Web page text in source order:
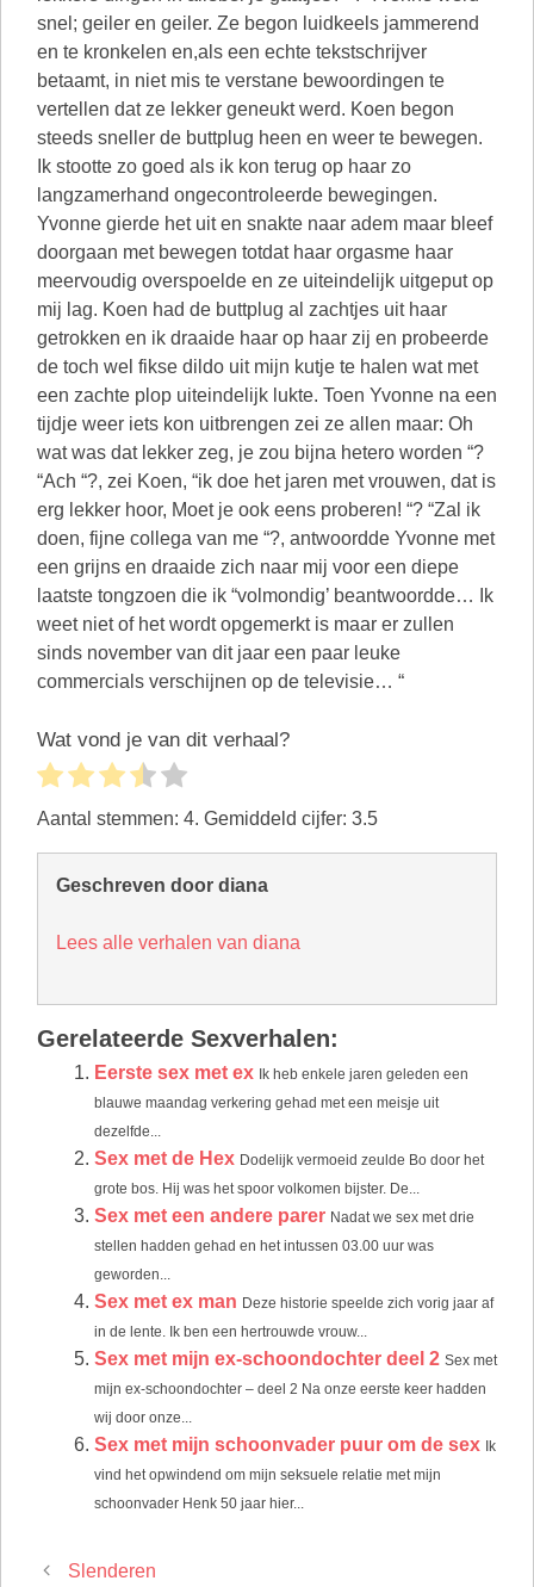
Wat vond je van dit verhaal?
Aantal stemmen: 4. Gemiddeld cijfer: 3.5
Geschreven door diana
Lees alle verhalen van diana
Gerelateerde Sexverhalen:
Eerste sex met ex Ik heb enkele jaren geleden een
blauwe maandag verkering gehad met een meisje uit
dezelfde...
Sex met de Hex Dodelijk vermoeid zeulde Bo door het
grote bos. Hij was het spoor volkomen bijster. De...
Sex met een andere parer Nadat we sex met drie
stellen hadden gehad en het intussen 03.00 uur was
geworden...
Sex met ex man Deze historie speelde zich vorig jaar af
in de lente. Ik ben een hertrouwde vrouw...
Sex met mijn ex-schoondochter deel 2 Sex met
mijn ex-schoondochter – deel 2 Na onze eerste keer hadden
wij door onze...
Sex met mijn schoonvader puur om de sex Ik
vind het opwindend om mijn seksuele relatie met mijn
schoonvader Henk 50 jaar hier...
Slenderen